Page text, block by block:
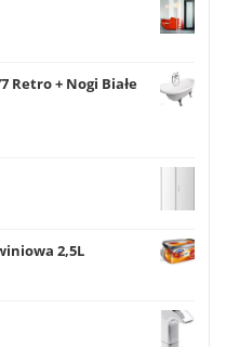
Retro + Nogi Białe
2,5L